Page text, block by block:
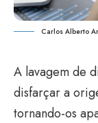
Carlos Alberto
A lavagem de
disfarçar a
tornando-os